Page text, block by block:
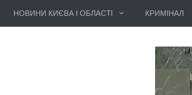
НОВИНИ КИЄВА І ОБЛАСТІ КРИМІНАЛ